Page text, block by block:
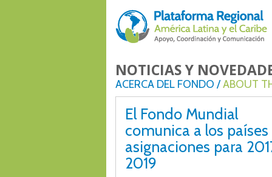
NOTICIAS Y
ACERCA DEL FONDO /ABOUT
El Fondo Mundial
comunica a los países
asignaciones para
2019